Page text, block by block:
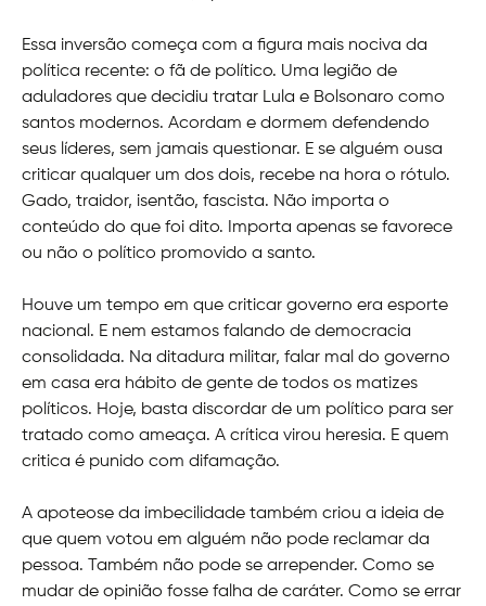
Essa inversão começa com a figura mais nociva da
política recente: o fã de político. Uma legião de
aduladores que decidiu tratar Lula e Bolsonaro como
santos modernos. Acordam e dormem defendendo
seus líderes, sem jamais questionar. E se alguém ousa
criticar qualquer um dos dois, recebe na hora o rótulo.
Gado, traidor, isentão, fascista. Não importa o
conteúdo do que foi dito. Importa apenas se favorece
ou não o político promovido a santo.
Houve um tempo em que criticar governo era esporte
nacional. E nem estamos falando de democracia
consolidada. Na ditadura militar, falar mal do governo
em casa era hábito de gente de todos os matizes
políticos. Hoje, basta discordar de um político para ser
tratado como ameaça. A crítica virou heresia. E quem
critica é punido com difamação.
A apoteose da imbecilidade também criou a ideia de
que quem votou em alguém não pode reclamar da
pessoa. Também não pode se arrepender. Como se
mudar de opinião fosse falha de caráter. Como se errar